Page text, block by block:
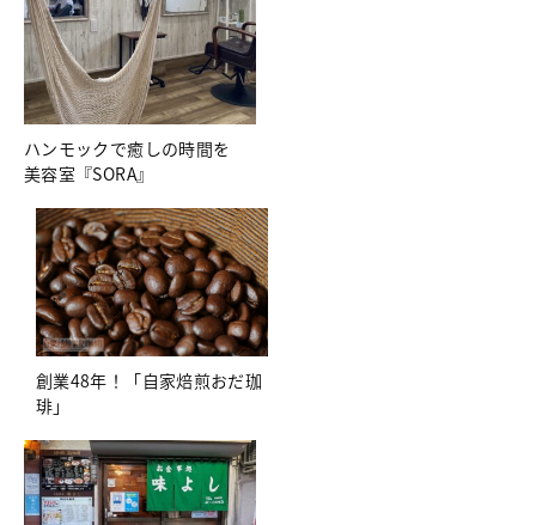
ハンモックで癒しの時間を
美容室『SORA』
創業48年！「自家焙煎おだ珈
琲」